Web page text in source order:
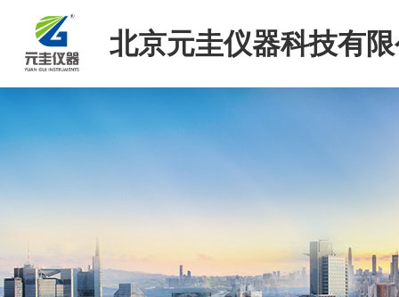
北京元圭仪器科技有